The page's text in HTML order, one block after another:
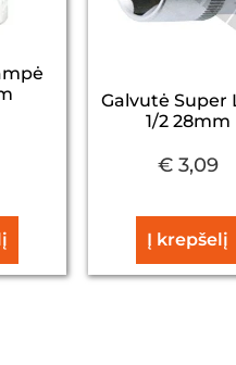
Galvutė Super
1/2 28mm
€3,09
Į krepšelį